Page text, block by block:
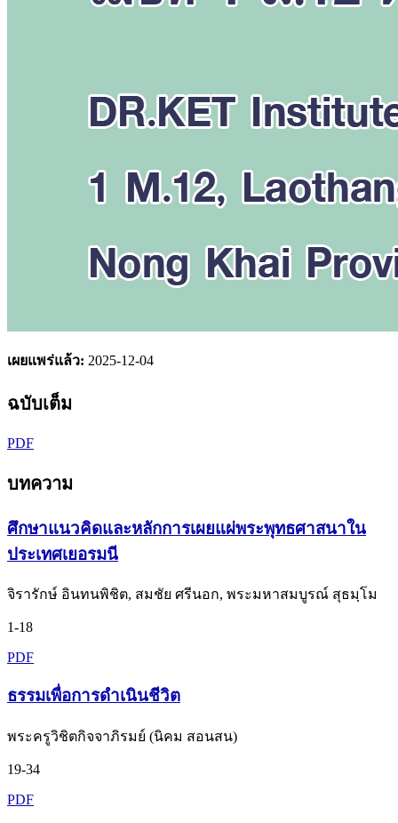
เผยแพร่แล้ว: 2025-12-04
ฉบับเต็ม
PDF
บทความ
ศึกษาแนวคิดและหลักการเผยแผ่พระพุทธศาสนาใน
ประเทศเยอรมนี
จิรารักษ์ อินทนพิชิต, สมชัย ศรีนอก, พระมหาสมบูรณ์ สุธมฺโม
1-18
PDF
ธรรมเพื่อการดำเนินชีวิต
พระครูวิชิตกิจจาภิรมย์ (นิคม สอนสน)
19-34
PDF